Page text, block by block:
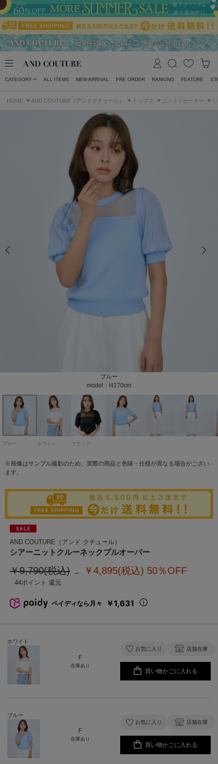
CATEGORY ALL ITEMS NEW ARRIVAL PRE ORDER RANKING FEATURE
HOME > AND COUTURE（アンドクチュール） > トップス > ニット / セーター >
ブルー
model：H170cm
ホワイト
model：H170cm
ブラック
model：H170cm
model：H170cm color：ブルー
model：H170cm color：ブルー
model：H170cm color：ブルー
model：H170cm color：ブルー
model：H170cm color：ブルー
model：H170cm color：ブルー
color：ブルー
color：ブルー
color：ブルー
model：H170cm color：ブルー
model：H170cm color：ブルー
model：H170cm color：ブルー
model：H170cm color：ブルー
model：H170cm color：ブルー
model：H170cm color：ホワイト
model：H170cm color：ホワイト
model：H170cm color：ホワイト
model：H170cm color：ホワイト
model：H170cm color：ホワイト
model：H170cm color：ホワイト
color：ホワイト
color：ホワイト
color：ホワイト
color：ホワイト
model：H170cm color：ホワイト
model：H170cm color：ホワイト
model：H170cm color：ホワイト
model：H170cm color：ホワイト
model：H170cm color：ブラック
model：H170cm color：ブラック
model：H170cm color：ブラック
model：H170cm color：ブラック
color：ブラック
color：ブラック
model：H170cm color：ブラック
model：H170cm color：ブラック
model：H170cm color：ブラック
model：H170cm color：ブラック
model：H170cm color：ブラック
ブルー ホワイト ブラック
※画像はサンプル撮影のため、実際の商品と色味・仕様が異なる場合がござい
ます。
AND COUTURE（アンド クチュール）
シアーニットクルーネックプルオーバー
￥9,790(税込) ￥4,895(税込) 50％OFF
44
ホワイト
F
在庫あり
お気に入り 店舗在庫
買い物かごに入れる
ブルー
F
在庫あり
お気に入り 店舗在庫
買い物かごに入れる
ペイディなら月々 ￥1,631